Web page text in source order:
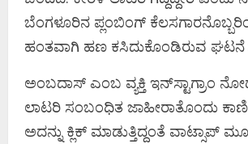
ಬೆಂಗಳೂರಿನ ಪ್ಲಂಬಿಂಗ್
ಹಂತವಾಗಿ ಹಣ ಕಸಿದುಕೊಂಡಿರುವ
ಅಂಬದಾಸ್ ಎಂಬ ವ್ಯಕ್ತಿ ಇನ್‌ಸ್ಟಾಗ್ರಾಂ
ಲಾಟರಿ ಸಂಬಂಧಿತ ಜಾಹೀರಾತೊಂದು
ಅದನ್ನು ಕ್ಲಿಕ್ ಮಾಡುತ್ತಿದ್ದಂತೆ ವಾಟ್ಸಾಪ್